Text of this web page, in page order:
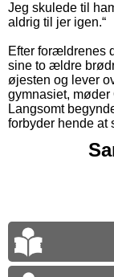
Jeg skulede til
aldrig til jer igen.“
Efter forældrenes
sine to ældre
øjesten og lever
gymnasiet,
Langsomt
forbyder hende at